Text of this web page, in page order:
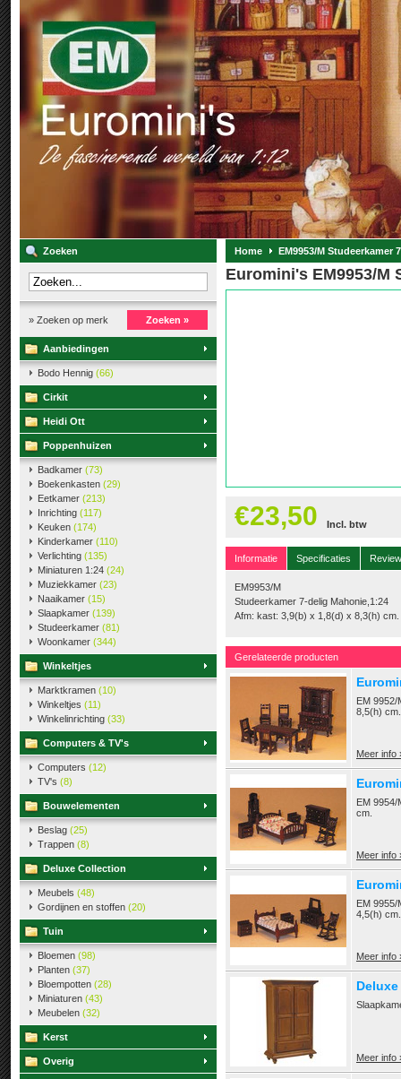
Zoeken
» Zoeken op merk Zoeken »
Aanbiedingen
Bodo Hennig (66)
Cirkit
Heidi Ott
Poppenhuizen
Badkamer (73)
Boekenkasten (29)
Eetkamer (213)
Inrichting (117)
Keuken (174)
Kinderkamer (110)
Verlichting (135)
Miniaturen 1:24 (24)
Muziekkamer (23)
Naaikamer (15)
Slaapkamer (139)
Studeerkamer (81)
Woonkamer (344)
Winkeltjes
Marktkramen (10)
Winkeltjes (11)
Winkelinrichting (33)
Computers & TV's
Computers (12)
TV's (8)
Bouwelementen
Beslag (25)
Trappen (8)
Deluxe Collection
Meubels (48)
Gordijnen en stoffen (20)
Tuin
Bloemen (98)
Planten (37)
Bloempotten (28)
Miniaturen (43)
Meubelen (32)
Kerst
Overig
Home EM9953/M Studeerkamer
Euromini's EM9953/M
€23,50 Incl. btw
Informatie Specificaties
EM9953/M
Studeerkamer 7-delig Mahonie,1:24
Afm: kast: 3,9(b) x 1,8(d) x 8,3(h) cm.
Gerelateerde producten
EM
8,5(h) cm.
Meer info
EM
cm.
Meer info
EM 9955/
4,5(h) cm.
Meer info
Meer info